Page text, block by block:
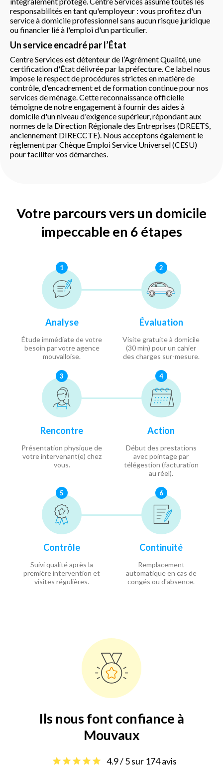
responsabilités en tant qu'employeur : vous profitez d'un
service à domicile professionnel sans aucun risque juridique
ou financier lié à l'emploi d'un particulier.
Un service encadré par l’État
Centre Services est détenteur de l’Agrément Qualité, une
certification d'État délivrée par la préfecture. Ce label nous
impose le respect de procédures strictes en matière de
contrôle, d'encadrement et de formation continue pour nos
services de ménage. Cette reconnaissance officielle
témoigne de notre engagement à fournir des aides à
domicile d'un niveau d'exigence supérieur, répondant aux
normes de la Direction Régionale des Entreprises (DREETS,
anciennement DIRECCTE). Nous acceptons également le
règlement par Chèque Emploi Service Universel (CESU)
pour faciliter vos démarches.
Votre parcours vers un domicile
impeccable en 6 étapes
1
Analyse
Étude immédiate de votre
besoin par votre agence
mouvalloise.
2
Évaluation
Visite gratuite à domicile
(30 min) pour un cahier
des charges sur-mesure.
3
Rencontre
Présentation physique de
votre intervenant(e) chez
vous.
4
Action
Début des prestations
avec pointage par
télégestion (facturation
au réel).
5
Contrôle
Suivi qualité après la
première intervention et
visites régulières.
6
Continuité
Remplacement
automatique en cas de
congés ou d'absence.
Ils nous font confiance à
Mouvaux
4.9 / 5 sur 174 avis